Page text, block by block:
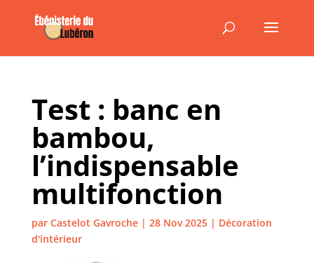
Test : banc en
bambou,
l’indispensable
multifonction
par Castelot Gavroche| 28 Nov 2025| Décoration
d'intérieur